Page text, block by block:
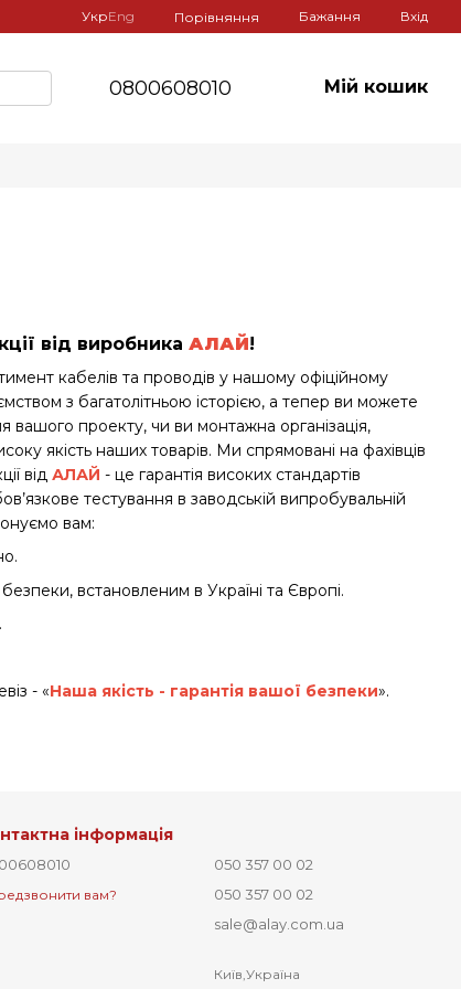
УкрEng Порівняння Бажання Вхід
0800608010 Мій кошик
від виробника АЛАЙ!
кабелів та проводів у нашому офіційному
з багатолітньою історією, а тепер ви можете
вашого проекту, чи ви монтажна організація,
якість наших товарів. Ми спрямовані на фахівців
від АЛАЙ - це гарантія високих стандартів
тестування в заводській випробувальній
вам:
встановленим в Україні та Європі.
- «Наша якість - гарантія вашої безпеки».
інформація
вам?
050 357 00 02
050 357 00 02
sale@alay.com.ua
Київ,Україна